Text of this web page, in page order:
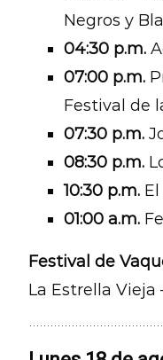
Negros y
04:30 p.m.
07:00 p.m.
Festival de
07:30 p.m.
08:30 p.m.
10:30 p.m.
01:00 a.m.
Festival de
La Estrella Vieja